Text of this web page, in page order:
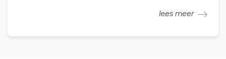
lees meer